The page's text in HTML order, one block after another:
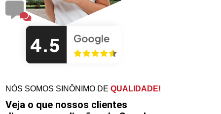
NÓS SOMOS SINÔNIMO DEQUALIDADE!
Veja o que nossos clientes